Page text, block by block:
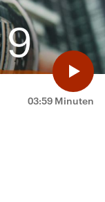
03:59 Minuten